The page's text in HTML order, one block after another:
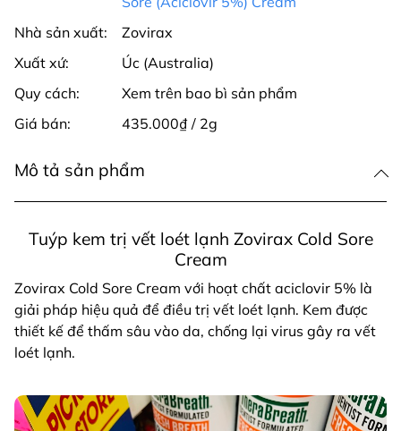
Nhà sản xuất:
Zovirax
Xuất xứ:
Úc (Australia)
Quy cách:
Xem trên bao bì sản phẩm
Giá bán:
435.000₫ / 2g
Mô tả sản phẩm
Tuýp kem trị vết loét lạnh Zovirax Cold Sore
Cream
Zovirax Cold Sore Cream với hoạt chất aciclovir 5% là
giải pháp hiệu quả để điều trị vết loét lạnh. Kem được
thiết kế để thấm sâu vào da, chống lại virus gây ra vết
loét lạnh.